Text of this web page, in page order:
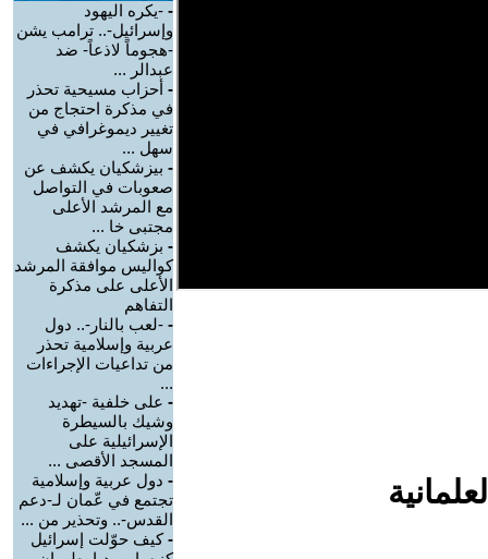
- -يكره اليهود
وإسرائيل-.. ترامب يشن
-هجوماً لاذعاً- ضد
عبدالر ...
- أحزاب مسيحية تحذر
في مذكرة احتجاج من
تغيير ديموغرافي في
سهل ...
- بيزشكيان يكشف عن
صعوبات في التواصل
مع المرشد الأعلى
مجتبى خا ...
- بزشكيان يكشف
كواليس موافقة المرشد
الأعلى على مذكرة
التفاهم
- -لعب بالنار-.. دول
عربية وإسلامية تحذر
من تداعيات الإجراءات
...
- على خلفية -تهديد
وشيك بالسيطرة
الإسرائيلية على
المسجد الأقصى ...
- دول عربية وإسلامية
تجتمع في عّمان لـ-دعم
القدس-.. وتحذير من ...
-كيف حوّلت إسرائيل